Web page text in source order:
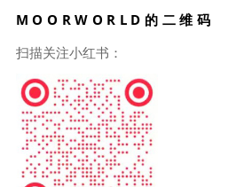
MOORWORLD的二维码
扫描关注小红书：